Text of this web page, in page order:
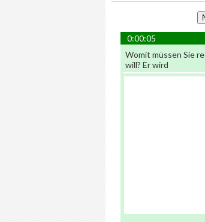
0:00:05
Womit müssen Sie
will? Er wird